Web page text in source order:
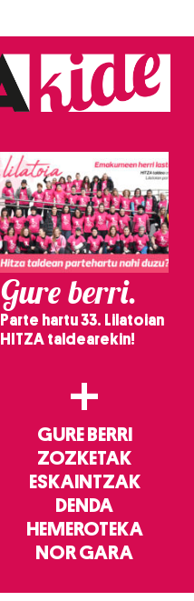
Gure berri.
Parte hartu 33. Lilatoian
HITZA taldearekin!
+
GURE BERRI
ZOZKETAK
ESKAINTZAK
DENDA
HEMEROTEKA
NOR GARA